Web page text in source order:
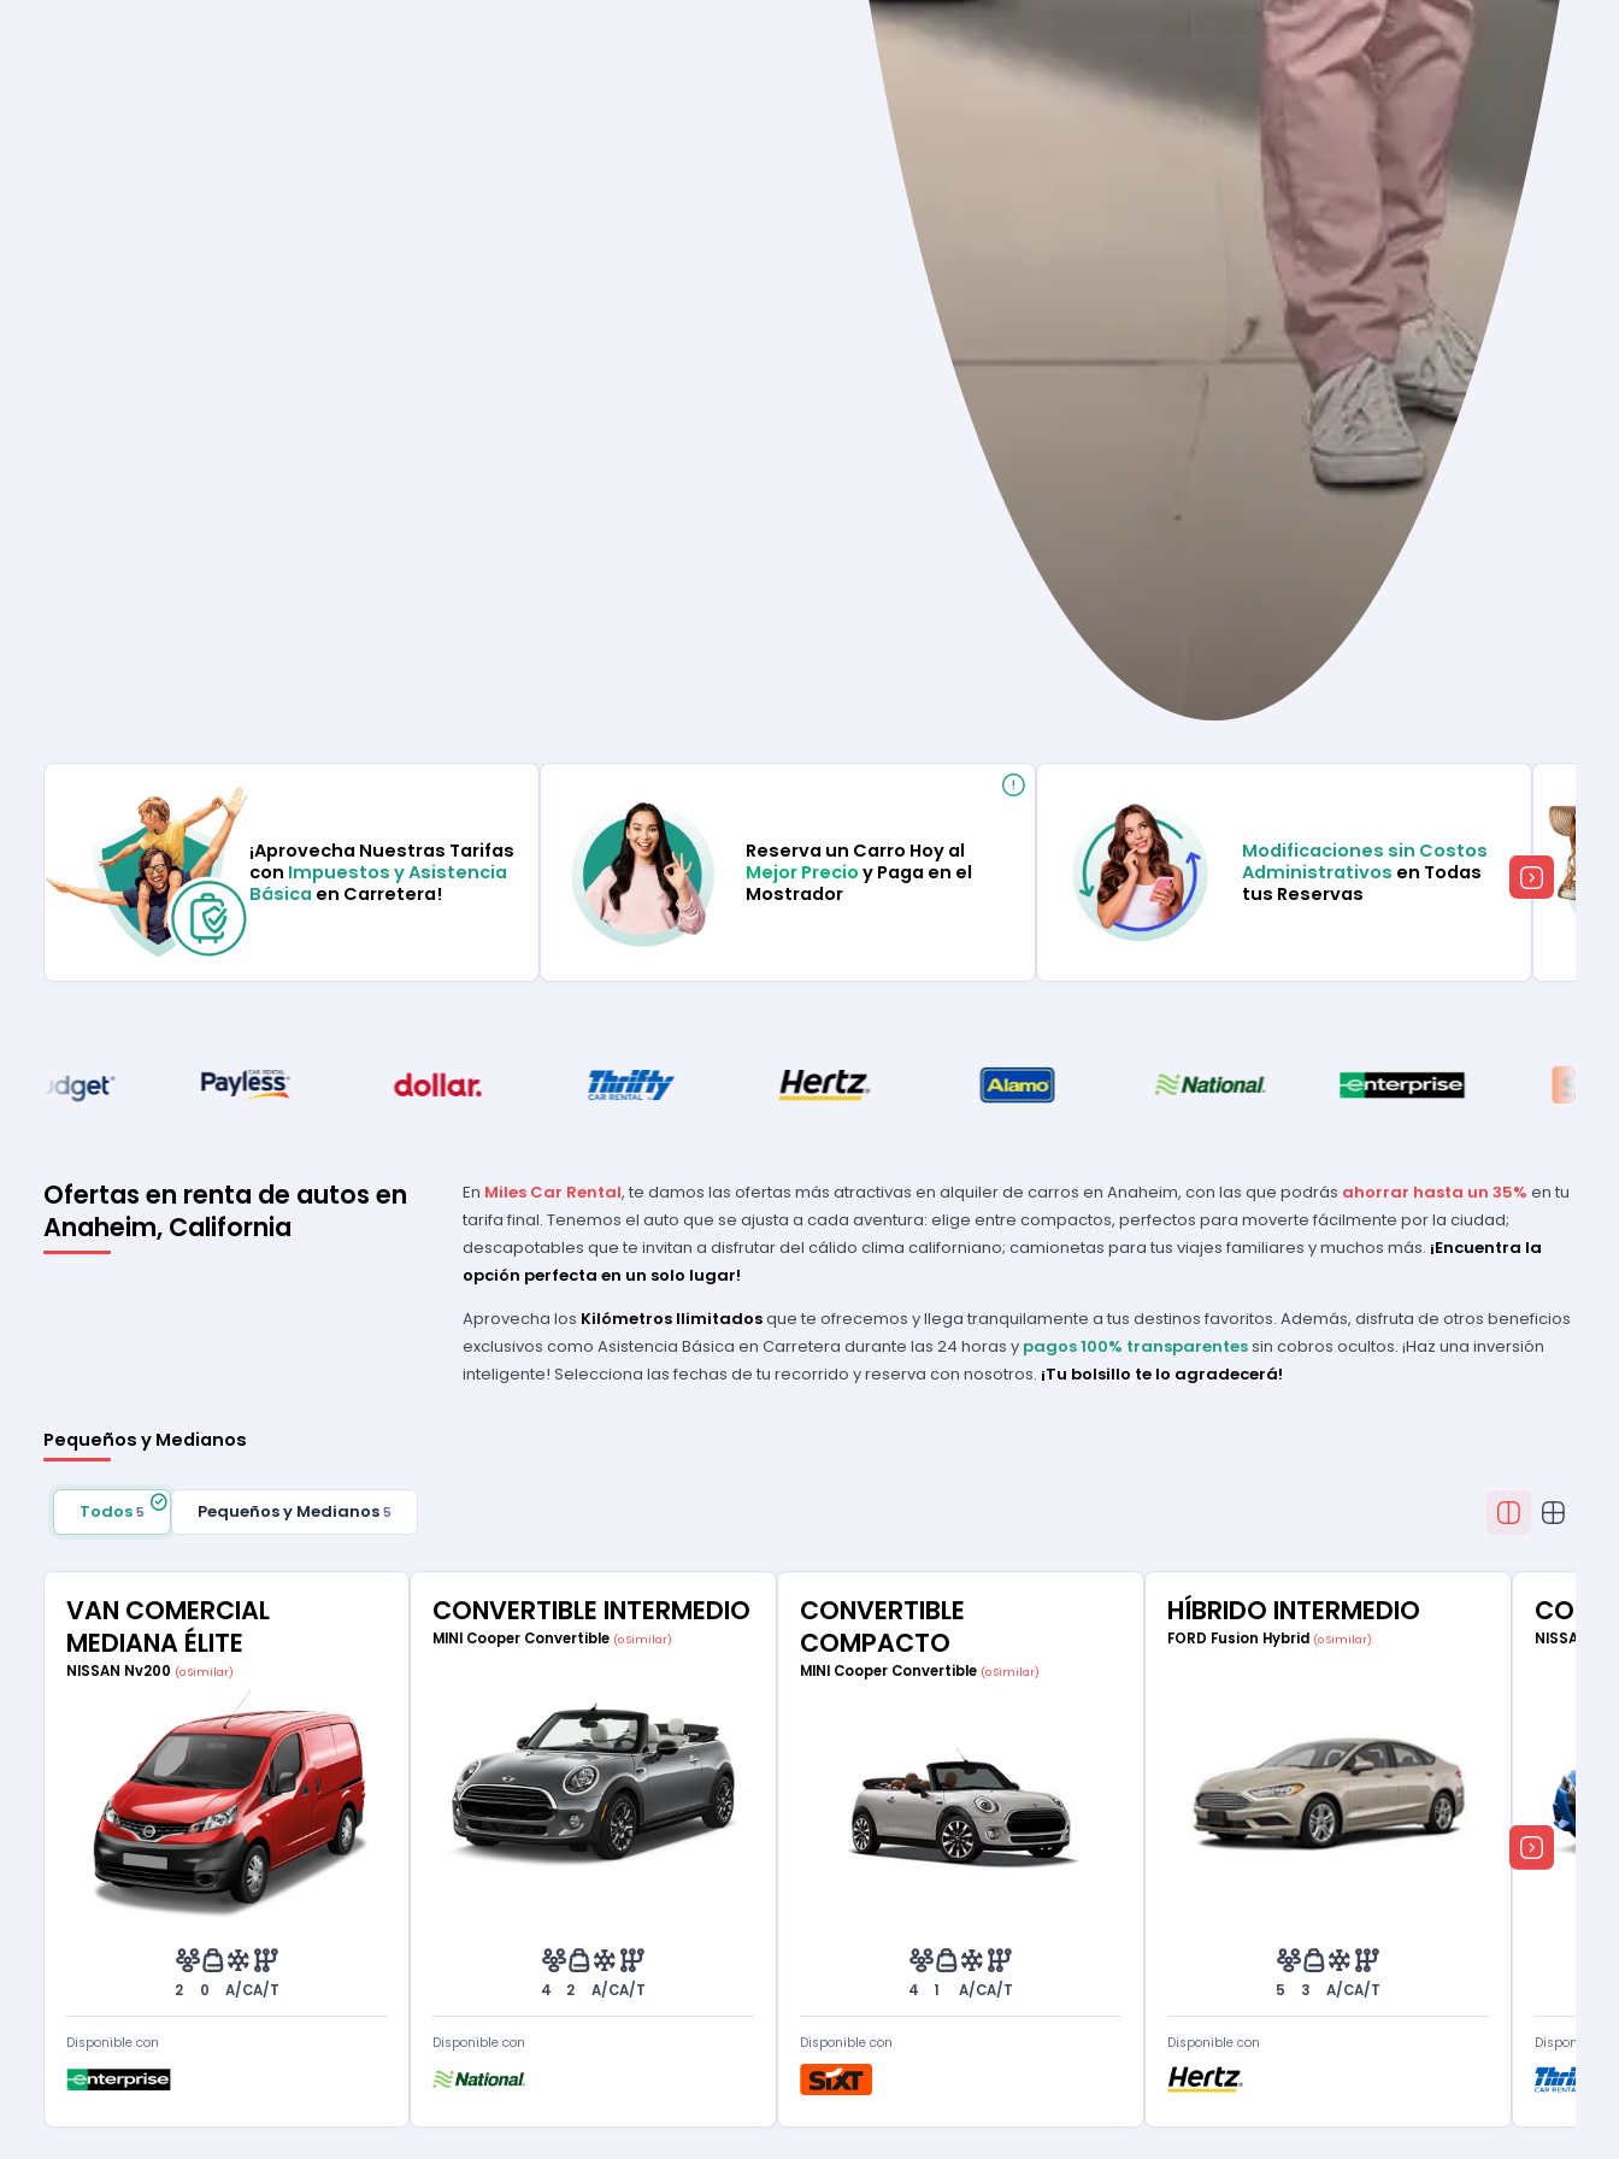
¡Aprovecha Nuestras Tarifas
con Impuestos y Asistencia
Básica en Carretera!
Reserva un Carro Hoy al
Mejor Precio y Paga en el
Mostrador
Modificaciones sin Costos
Administrativos en Todas
tus Reservas
Ofertas en renta de autos en
Anaheim, California
En Miles Car Rental, te damos las ofertas más atractivas en alquiler de carros en Anaheim, con las que podrás ahorrar hasta un 35% en tu
tarifa final. Tenemos el auto que se ajusta a cada aventura: elige entre compactos, perfectos para moverte fácilmente por la ciudad;
descapotables que te invitan a disfrutar del cálido clima californiano; camionetas para tus viajes familiares y muchos más. ¡Encuentra la
opción perfecta en un solo lugar!
Aprovecha los Kilómetros Ilimitadosque te ofrecemos y llega tranquilamente a tus destinos favoritos. Además, disfruta de otros beneficios
exclusivos como Asistencia Básica en Carretera durante las 24 horas y pagos 100% transparentessin cobros ocultos. ¡Haz una inversión
inteligente! Selecciona las fechas de tu recorrido y reserva con nosotros. ¡Tu bolsillo te lo agradecerá!
Pequeños y Medianos
Todos 5 Pequeños y Medianos5
VAN COMERCIAL
MEDIANA ÉLITE
NISSAN Nv200 (o Similar)
2 0 A/CA/T
Disponible con
CONVERTIBLE INTERMEDIO
MINI Cooper Convertible (o Similar)
4 2 A/CA/T
Disponible con
CONVERTIBLE
COMPACTO
MINI Cooper Convertible (o Similar)
4 1 A/CA/T
Disponible con
HÍBRIDO INTERMEDIO
FORD Fusion Hybrid (o Similar)
5 3 A/CA/T
Disponible con
NISSAN
Disponible